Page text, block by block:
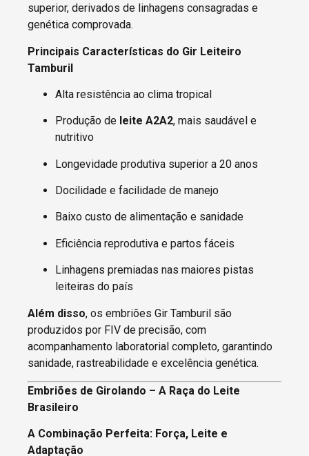
superior, derivados de linhagens consagradas e
genética comprovada.
Principais Características do Gir Leiteiro
Tamburil
Alta resistência ao clima tropical
Produção de leite A2A2, mais saudável e
nutritivo
Longevidade produtiva superior a 20 anos
Docilidade e facilidade de manejo
Baixo custo de alimentação e sanidade
Eficiência reprodutiva e partos fáceis
Linhagens premiadas nas maiores pistas
leiteiras do país
Além disso, os embriões Gir Tamburil são
produzidos por FIV de precisão, com
acompanhamento laboratorial completo, garantindo
sanidade, rastreabilidade e excelência genética.
Embriões de Girolando – A Raça do Leite
Brasileiro
A Combinação Perfeita: Força, Leite e
Adaptação